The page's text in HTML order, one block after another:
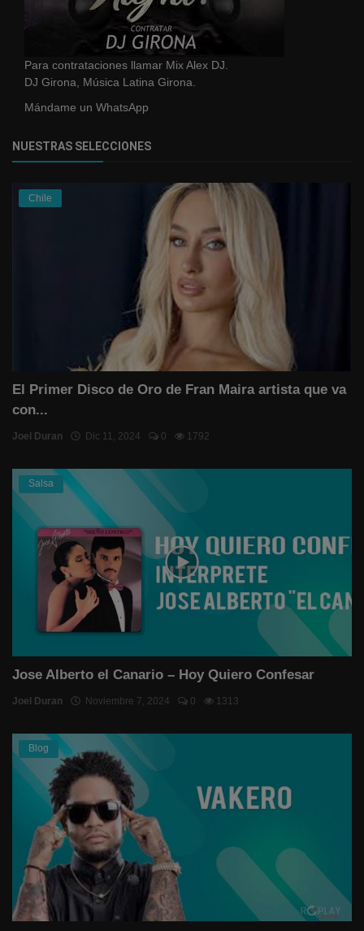
Para contrataciones llamar Mix Alex DJ.
DJ Girona, Música Latina Girona.
Mándame un WhatsApp
NUESTRAS SELECCIONES
Chile
El Primer Disco de Oro de Fran Maira artista que va
con...
Joel Duran Dic 11, 2024 0 1792
Salsa
Jose Alberto el Canario – Hoy Quiero Confesar
Joel Duran Noviembre 7, 2024 0 1313
Blog